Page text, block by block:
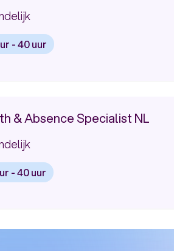
- 40 uur
& Absence Specialist NL
- 40 uur